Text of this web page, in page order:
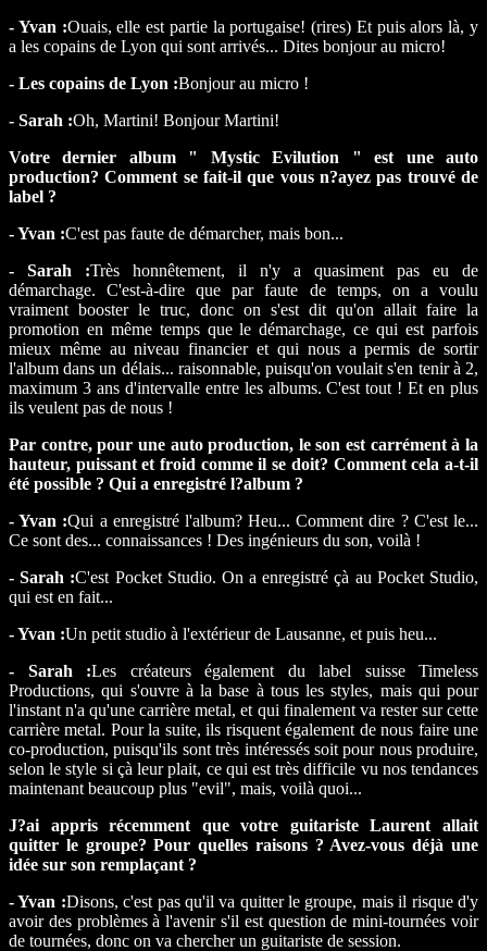
- Yvan :Ouais, elle est partie la portugaise! (rires) Et puis alors là, y
a les copains de Lyon qui sont arrivés... Dites bonjour au micro!
- Les copains de Lyon :Bonjour au micro !
- Sarah :Oh, Martini! Bonjour Martini!
Votre dernier album " Mystic Evilution " est une auto
production? Comment se fait-il que vous n?ayez pas trouvé de
label ?
- Yvan :C'est pas faute de démarcher, mais bon...
- Sarah :Très honnêtement, il n'y a quasiment pas eu de
démarchage. C'est-à-dire que par faute de temps, on a voulu
vraiment booster le truc, donc on s'est dit qu'on allait faire la
promotion en même temps que le démarchage, ce qui est parfois
mieux même au niveau financier et qui nous a permis de sortir
l'album dans un délais... raisonnable, puisqu'on voulait s'en tenir à 2,
maximum 3 ans d'intervalle entre les albums. C'est tout ! Et en plus
ils veulent pas de nous !
Par contre, pour une auto production, le son est carrément à la
hauteur, puissant et froid comme il se doit? Comment cela a-t-il
été possible ? Qui a enregistré l?album ?
- Yvan :Qui a enregistré l'album? Heu... Comment dire ? C'est le...
Ce sont des... connaissances ! Des ingénieurs du son, voilà !
- Sarah :C'est Pocket Studio. On a enregistré çà au Pocket Studio,
qui est en fait...
- Yvan :Un petit studio à l'extérieur de Lausanne, et puis heu...
- Sarah :Les créateurs également du label suisse Timeless
Productions, qui s'ouvre à la base à tous les styles, mais qui pour
l'instant n'a qu'une carrière metal, et qui finalement va rester sur cette
carrière metal. Pour la suite, ils risquent également de nous faire une
co-production, puisqu'ils sont très intéressés soit pour nous produire,
selon le style si çà leur plait, ce qui est très difficile vu nos tendances
maintenant beaucoup plus "evil", mais, voilà quoi...
J?ai appris récemment que votre guitariste Laurent allait
quitter le groupe? Pour quelles raisons ? Avez-vous déjà une
idée sur son remplaçant ?
- Yvan :Disons, c'est pas qu'il va quitter le groupe, mais il risque d'y
avoir des problèmes à l'avenir s'il est question de mini-tournées voir
de tournées, donc on va chercher un guitariste de session.